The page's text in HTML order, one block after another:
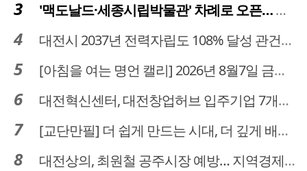
'맥도날드·세종시립박물관' 차례로 오픈… 고운동 정주여건 좋아진다
대전시 2037년 전력자립도 108% 달성 관건은 '주민 수용성'
[아침을 여는 명언 캘리] 2026년 8월7일 금요일
대전혁신센터, 대전창업허브 입주기업 7개사 모집
[교단만필] 더 쉽게 만드는 시대, 더 깊게 배우는 교육
대전상의, 최원철 공주시장 예방… 지역경제 협력방안 논의